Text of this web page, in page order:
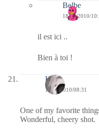
Belbe
18/08/2010/
il est ici ..
Bien à toi !
Kala
18/08/2010/08:31
One of my favorite
Wonderful, cheery shot.